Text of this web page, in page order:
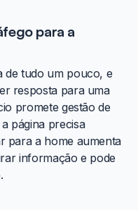
para a
de tudo um pouco, e
resposta para uma
promete gestão de
página precisa
para a home aumenta
informação e pode